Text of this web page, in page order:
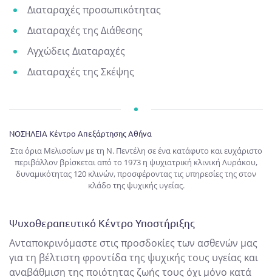
Διαταραχές προσωπικότητας
Διαταραχές της Διάθεσης
Αγχώδεις Διαταραχές
Διαταραχές της Σκέψης
ΝΟΣΗΛΕΙΑ Κέντρο Απεξάρτησης Αθήνα
Στα όρια Μελισσίων με τη Ν. Πεντέλη σε ένα κατάφυτο και ευχάριστο
περιβάλλον βρίσκεται από το 1973 η ψυχιατρική κλινική Λυράκου,
δυναμικότητας 120 κλινών, προσφέροντας τις υπηρεσίες της στον
κλάδο της ψυχικής υγείας.
Ψυχοθεραπευτικό Κέντρο Υποστήριξης
Aνταποκρινόμαστε στις προσδοκίες των ασθενών μας
για τη βέλτιστη φροντίδα της ψυχικής τους υγείας και
αναβάθμιση της ποιότητας ζωής τους όχι μόνο κατά